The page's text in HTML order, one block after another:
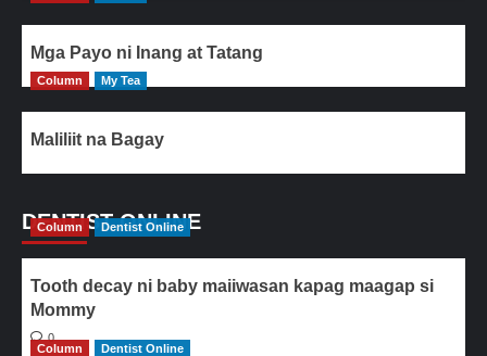
Mga Payo ni Inang at Tatang
Column My Tea
Maliliit na Bagay
DENTIST ONLINE
Column Dentist Online
Tooth decay ni baby maiiwasan kapag maagap si
Mommy
0
Column
Dentist Online